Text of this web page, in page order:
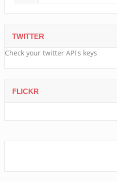
TWITTER
Check your twitter API's keys
FLICKR